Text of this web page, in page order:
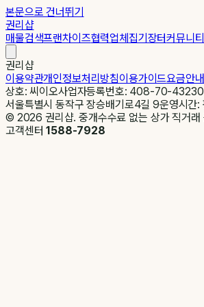
본문으로 건너뛰기
권리샵
매물검색프랜차이즈협력업체집기장터커뮤니티
권리샵
이용약관개인정보처리방침이용가이드요금안내
상호: 씨이오사업자등록번호: 408-70-43230
서울특별시 동작구 장승배기로4길 9운영시간
© 2026 권리샵. 중개수수료 없는 상가 직거래
고객센터1588-7928